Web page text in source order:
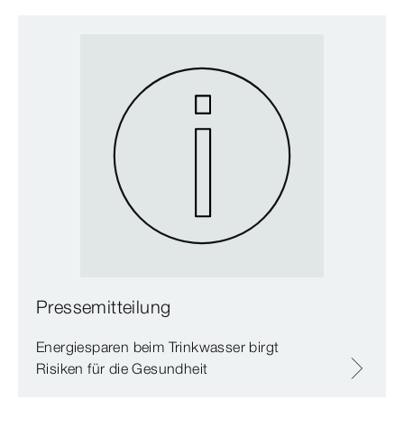
Pressemitteilung
Energiesparen beim Trinkwasser birgt
Risiken für die Gesundheit